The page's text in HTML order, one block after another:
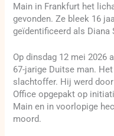
Main in Frankfurt het
gevonden. Ze bleek 16
geïdentificeerd als Diana
Op dinsdag 12 mei 2026
67-jarige Duitse man.
slachtoffer. Hij werd
Office opgepakt op
Main en in voorlopige
moord.